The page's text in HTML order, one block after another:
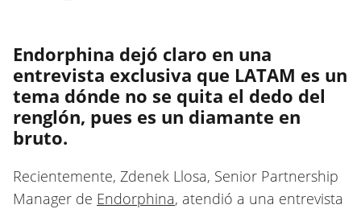
Endorphina dejó claro en una
entrevista exclusiva que LATAM es un
tema dónde no se quita el dedo del
renglón, pues es un diamante en
bruto.
Recientemente, Zdenek Llosa, Senior Partnership
Manager de Endorphina, atendió a una entrevista